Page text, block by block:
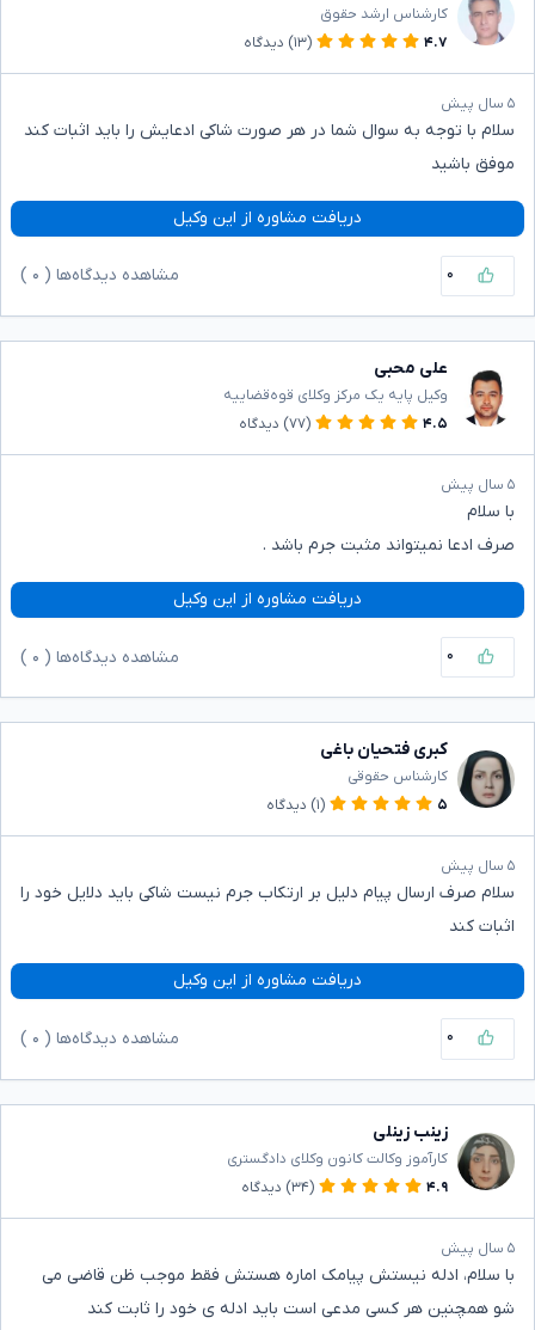
کارشناس ارشد حقوق
۴.۷
(۱۳) دیدگاه
۵ سال پیش
سلام با توجه به سوال شما در هر صورت شاکی ادعایش را باید اثبات کند
موفق باشید
دریافت مشاوره از این وکیل
۰ مشاهده دیدگاه‌ها ( ۰
علی محبی
وکیل پایه یک مرکز وکلای قوه‌قضاییه
۴.۵
(۷۷) دیدگاه
۵ سال پیش
با سلام
صرف ادعا نمیتواند مثبت جرم باشد .
دریافت مشاوره از این وکیل
۰ مشاهده دیدگاه‌ها ( ۰
کبری فتحیان باغی
کارشناس حقوقی
۵
(۱) دیدگاه
۵ سال پیش
سلام صرف ارسال پیام دلیل بر ارتکاب جرم نیست شاکی باید دلایل خود را
اثبات کند
دریافت مشاوره از این وکیل
۰ مشاهده دیدگاه‌ها ( ۰
زینب زینلی
کارآموز وکالت کانون وکلای دادگستری
۴.۹
(۳۴) دیدگاه
۵ سال پیش
با سلام، ادله نیستش پیامک اماره هستش فقط موجب ظن قاضی می
شو همچنین هر کسی مدعی است باید ادله ی خود را ثابت کند